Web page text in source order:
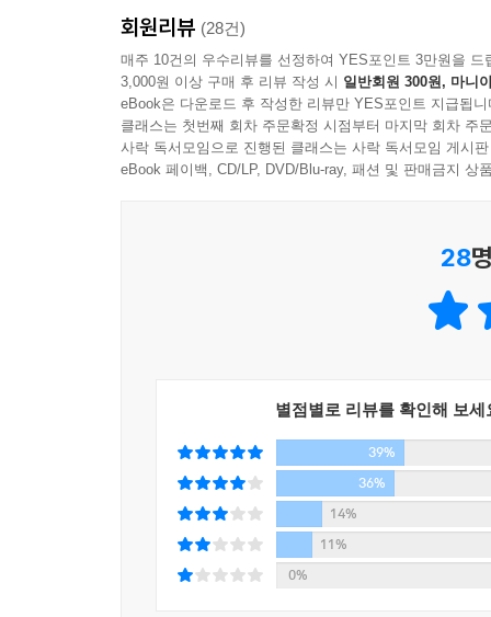
장의 유연성을 높이는 것이 현실적이다. 비정규직
출하는 것이다. 사내 하도급 근로자 보호나 비정
해서도 동일 노동·동일 임금·동일 수당을 지급해
다행히 지금의 글로벌 환경에서는 각국 간의 상
행액 중 중국의 보유비중은 2012년 3분기 기준
축되는 상황을 감내하기가 쉽지 않을 것이다.
변 강대국에 비해 경제력이나 군사력이 상대적
있다. 국제정치에서 중견국가의 역할은 무시할
화와 협력을 토론하는 동아시아 정상회의East
적인 집단안보체제를 만들어야 한다. 그러기 위해
저자는 이러한 성취를 지속적으로 유지하기 위
비약적으로 성장하게 된 것은 지정학적 요인, 정
한국의 눈부신 성공의 이면에는 지정학적 우연
했다. 1945년 이후 줄곧 세계 질서를 유지해온 패
기여했다.
20세기를 지나면서 경험한 세 차례의 대변혁으
경제정책 면에서는 산업화 초기부터 시도해온
세계적인 수준의 제조업 기반을 갖춘 통상국가로
이를 바탕으로 한국은 자유롭고 창의적인 사회로
경제가 발전하려면 인센티브 시스템이 제대로 자
민간기업이 가진 자원, 인재, 창의력을 최대한 동
강화’는 2013년에 출범한 새 정부가 당면한 난
지금까지 한국경제의 발전이 인센티브가 제대
개인과 기업에 보상이 충분히 이루어져야 경
지난 60년 위대한 기적의 역사를 이룬 대한민국
경제의 활력을 되찾고 국민의 행복을 실현할 수
김문수 (경기도지사)
한국경제가 고도성장을 달성하고 외환위기를
한국경제가 맞게 될 새로운 도전을 슬기롭게 타
회원리뷰 (28건)
매주 10건의 우수리뷰를 선정하여 YES포인트 3만원을 드
3,000원 이상 구매 후 리뷰 작성 시 일반회원 300원, 마니
eBook은 다운로드 후 작성한 리뷰만 YES포인트 지급됩니
클래스는 첫번째 회차 주문확정 시점부터 마지막 회차 주
사락 독서모임으로 진행된 클래스는 사락 독서모임 게시
eBook 페이백, CD/LP, DVD/Blu-ray, 패션 및 판매금지 상
28
별점별로 리뷰를 확인해 보세
39%
36%
14%
11%
0%